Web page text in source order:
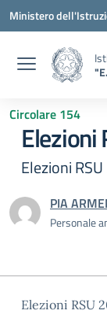
Vai ai contenuti
Vai al menu di
Vai al footer
Ministero
Circolare 154
Elezioni
Elezioni
PIA
Personale
Elezioni RSU